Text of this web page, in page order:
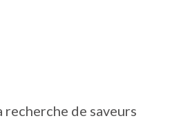
recherche de saveurs